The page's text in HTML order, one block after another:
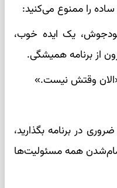
را ممنوع می‌کنید:
یک ایده خوب،
از برنامه همیشگی.
وقتش نیست.»
در برنامه بگذارید،
همه مسئولیت‌ها